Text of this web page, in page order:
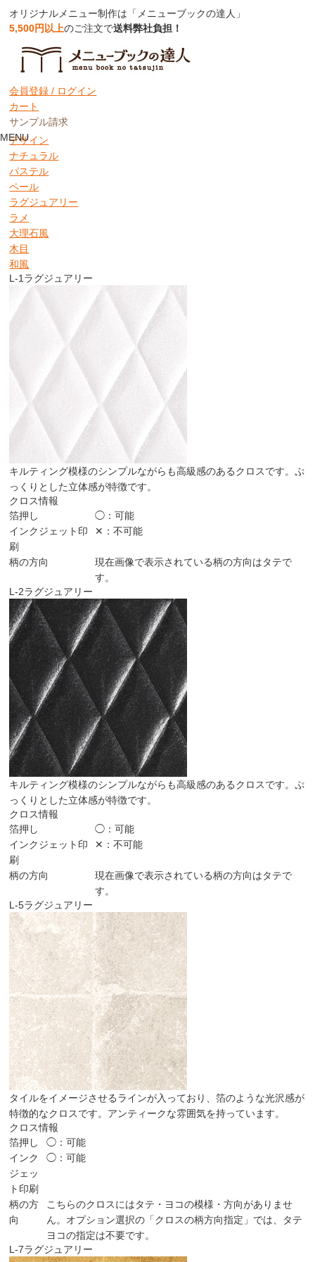
オリジナルメニュー制作は「メニューブックの達人」
5,500円以上のご注文で送料弊社負担！
会員登録 / ログイン
カート
サンプル請求
MENU
取り扱いクロス詳細
クロスグラフィック
コルク風
シック
デザイン
ナチュラル
パステル
ペール
ラグジュアリー
ラメ
大理石風
木目
和風
L-1 ラグジュアリー
キルティング模様のシンプルながらも高級感のあるクロスです。ぷ
っくりとした立体感が特徴です。
クロス情報
箔押し
◯：可能
インクジェット印
刷
✕：不可能
柄の方向
現在画像で表示されている柄の方向はタテで
す。
L-2ラグジュアリー
キルティング模様のシンプルながらも高級感のあるクロスです。ぷ
っくりとした立体感が特徴です。
クロス情報
箔押し
◯：可能
インクジェット印
刷
✕：不可能
柄の方向
現在画像で表示されている柄の方向はタテで
す。
L-5ラグジュアリー
タイルをイメージさせるラインが入っており、箔のような光沢感が
特徴的なクロスです。アンティークな雰囲気を持っています。
クロス情報
箔押し
◯：可能
インク
ジェッ
ト印刷
◯：可能
柄の方
向
こちらのクロスにはタテ・ヨコの模様・方向がありませ
ん。オプション選択の「クロスの柄方向指定」では、タテ
ヨコの指定は不要です。
L-7ラグジュアリー